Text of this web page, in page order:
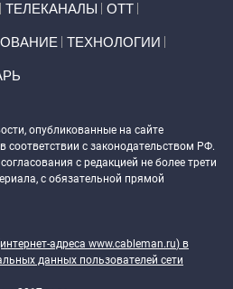
ТЕЛЕКАНАЛЫ ОТТ
ТЕХНОЛОГИИ
опубликованные на сайте
соответствии с законодательством РФ.
с редакцией не более трети
с обязательной прямой
адреса www.cableman.ru) в
данных пользователей сети